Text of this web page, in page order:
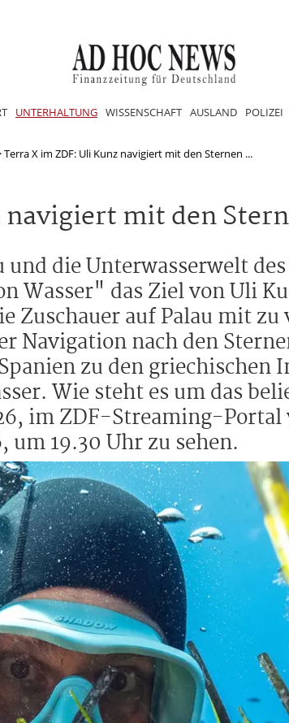
UNTERHALTUNG WISSENSCHAFT AUSLAND POLIZEI
Terra X im ZDF: Uli Kunz navigiert mit den Sternen ...
mit den
die Unterwasserwelt
Wasser" das Ziel von Uli
auf Palau mit zu
Navigation nach den
zu den
Wie steht es um das
im ZDF-Streaming-Portal
um 19.30 Uhr zu sehen.